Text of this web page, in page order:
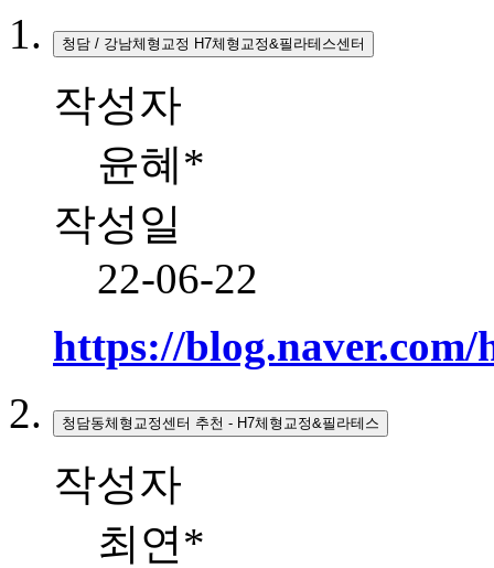
청담 / 강남체형교정 H7체형교정&필라테스센터
작성자
윤혜*
작성일
22-06-22
https://blog.naver.com/
청담동체형교정센터 추천 - H7체형교정&필라테스
작성자
최연*